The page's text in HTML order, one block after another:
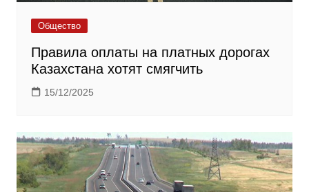
Общество
Правила оплаты на платных дорогах
Казахстана хотят смягчить
15/12/2025